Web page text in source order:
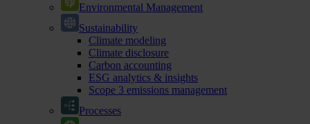
Environmental Management
Sustainability
Climate modeling
Climate disclosure
Carbon accounting
ESG analytics & insights
Scope 3 emissions management
Processes